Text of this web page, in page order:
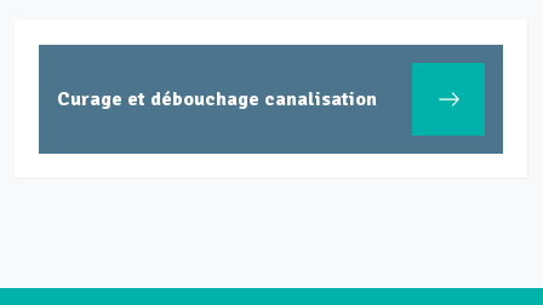
Curage et débouchage canalisation